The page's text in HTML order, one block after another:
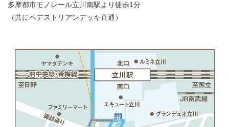
多摩都市モノレール立川南駅より徒歩1分
（共にペデストリアンデッキ直通）